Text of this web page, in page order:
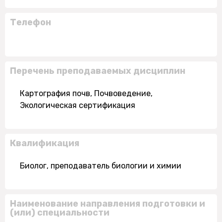
Телефон
Перечень преподаваемых дисциплин
Картография почв, Почвоведение,
Экологическая сертификация
Квалификация
Биолог, преподаватель биологии и химии
Наименование направления подготовки и
(или) специальности